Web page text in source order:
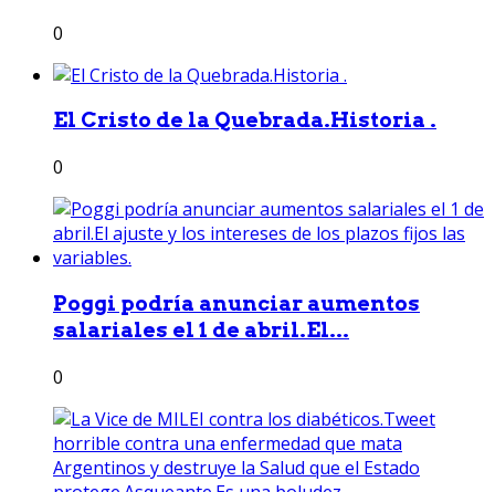
0
El Cristo de la Quebrada.Historia .
0
Poggi podría anunciar aumentos
salariales el 1 de abril.El...
0